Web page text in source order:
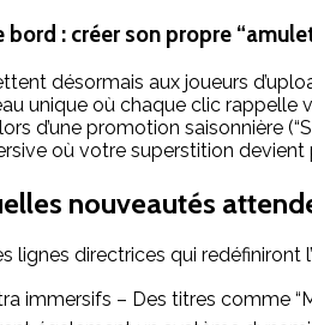
: créer son propre
désormais aux joueurs
unique où chaque clic
d’une promotion saisonnière
où votre superstition
nouveautés
lignes directrices qui redéfiniront
immersifs – Des titres comme